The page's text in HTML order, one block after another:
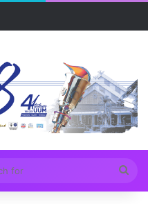
for